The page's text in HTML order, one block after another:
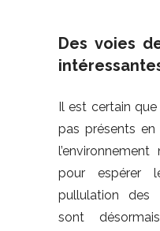
Des voies
Il est certain
pas présents
pour espérer
pullulation des
sont